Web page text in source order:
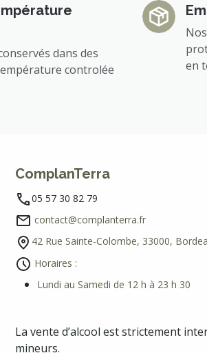
dans des
controlée
en
ComplanTerra
05 57 30 82 79
contact@complanterra.fr
42 Rue Sainte-Colombe, 33000,
Horaires :
Lundi au Samedi de 12 h à 23 h 30
La vente d’alcool est strictement
mineurs.